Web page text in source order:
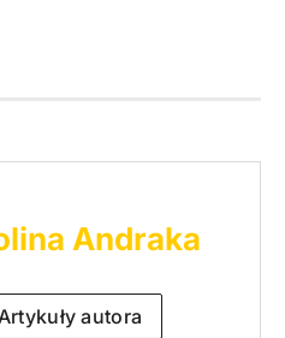
Andraka
Artykuły autora